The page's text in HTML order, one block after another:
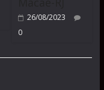
26/08/2023
0